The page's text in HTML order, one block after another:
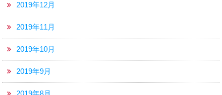
2019年12月
2019年11月
2019年10月
2019年9月